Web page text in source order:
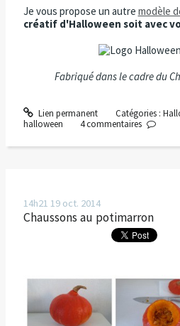
Je vous propose un autre modèle
créatif d'Halloween soit avec
Fabriqué dans le cadre du
Lien permanent Catégories :
halloween
4commentaires
14h21 19 oct. 2014
Chaussons au potimarron